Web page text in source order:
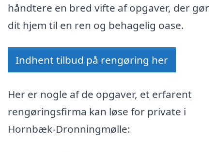
håndtere en bred vifte af opgaver, der gør
dit hjem til en ren og behagelig oase.
Indhent tilbud på rengøring her
Her er nogle af de opgaver, et erfarent
rengøringsfirma kan løse for private i
Hornbæk-Dronningmølle: